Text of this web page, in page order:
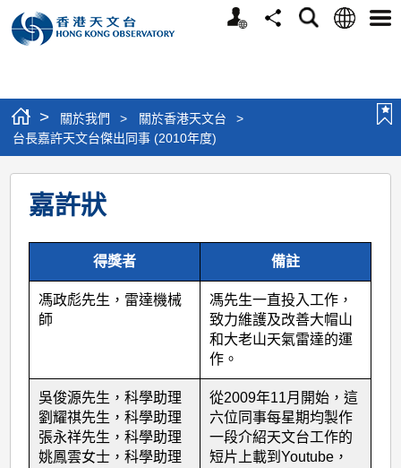
個
分
搜
語
選
> 關於我們 > 關於香港天文台
>
台長嘉許天文台傑出同事 (2010年度)
台
長
嘉
傑
嘉許狀
得獎者 備註
馮政彪先生，雷達機械
師
馮先生一直投入工作，
致力維護及改善大帽山
和大老山天氣雷達的運
作。
吳俊源先生，科學助理
劉耀祺先生，科學助理
張永祥先生，科學助理
姚鳳雲女士，科學助理
從2009年11月開始，這
六位同事每星期均製作
一段介紹天文台工作的
短片上載到Youtube，